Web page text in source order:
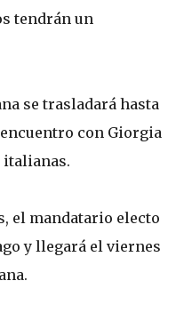
tendrán un
se trasladará hasta
con Giorgia
italianas.
el mandatario electo
y llegará el viernes